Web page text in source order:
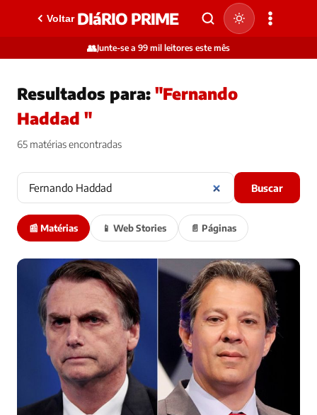
Voltar DIáRIO PRIME
👥Junte-se a 99 mil leitores este mês
Resultados para: "Fernando
Haddad "
65 matérias encontradas
Buscar
📰 Matérias 📱 Web Stories 📄 Páginas